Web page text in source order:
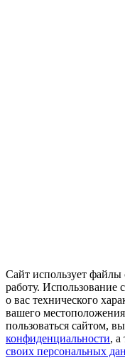
Сайт использует файлы
работу. Использование
о вас технического
вашего
пользоваться сайтом,
конфиденциальности, а
своих персональных